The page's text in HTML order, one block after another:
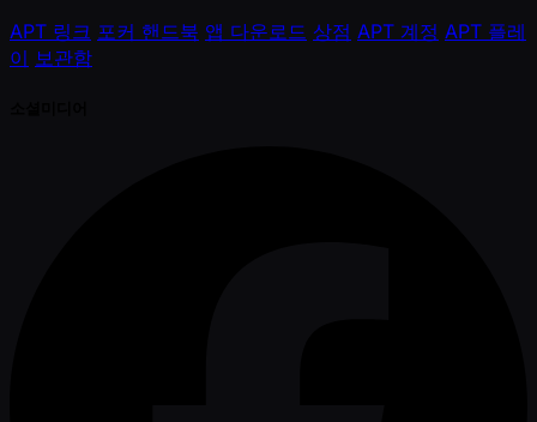
APT 링크 포커 핸드북 앱 다운로드 상점 APT 계정 APT 플레
이 보관함